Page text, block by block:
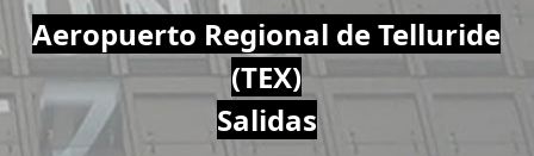
Air
Traffic
Aeropuerto Regional de Telluride
(TEX)
Salidas